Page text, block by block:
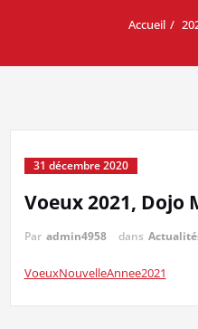
Accueil
31 décembre 2020
Voeux 2021, Dojo
Par admin4958 dans
VoeuxNouvelleAnnee2021